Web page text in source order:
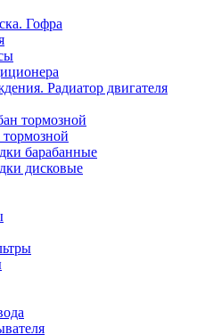
Гофра
Радиатор двигателя
тормозной
барабанные
дисковые